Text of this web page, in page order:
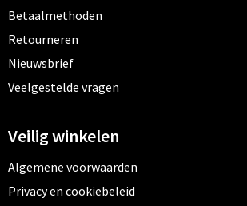
Betaalmethoden
Retourneren
Nieuwsbrief
Veelgestelde vragen
Veilig winkelen
Algemene voorwaarden
Privacy en cookiebeleid